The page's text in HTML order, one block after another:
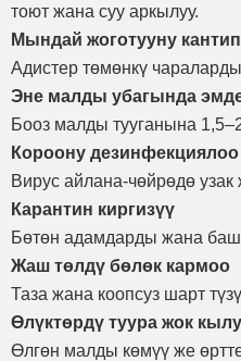
тоют жана суу аркылуу.
Мындай жоготууну
Адистер төмөнкү
Эне малды убагында
Бооз малды тууганына
Короону дезинфекциялоо
Вирус айлана-чөйрөдө узак
Карантин киргизүү
Бөтөн адамдарды жана
Жаш төлдү бөлөк кармоо
Таза жана коопсуз шарт
Өлүктөрдү туура жок
Өлгөн малды көмүү же